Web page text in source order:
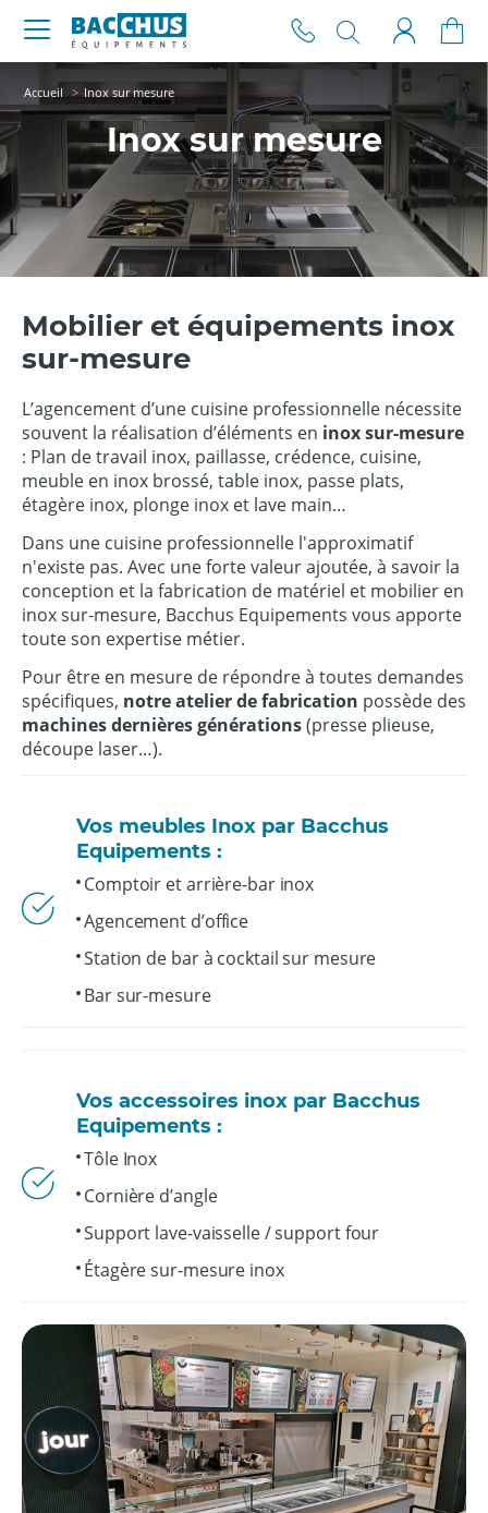
Accueil Inox sur mesure
Inox sur mesure
Mobilier et équipements inox
sur-mesure
L’agencement d’une cuisine professionnelle nécessite
souvent la réalisation d’éléments en inox sur-mesure
: Plan de travail inox, paillasse, crédence, cuisine,
meuble en inox brossé, table inox, passe plats,
étagère inox, plonge inox et lave main…
Dans une cuisine professionnelle l'approximatif
n'existe pas. Avec une forte valeur ajoutée, à savoir la
conception et la fabrication de matériel et mobilier en
inox sur-mesure, Bacchus Equipements vous apporte
toute son expertise métier.
Pour être en mesure de répondre à toutes demandes
spécifiques, notre atelier de fabrication possède des
machines dernières générations(presse plieuse,
découpe laser…).
Vos meubles Inox par Bacchus
Equipements :
Comptoir et arrière-bar inox
Agencement d’office
Station de bar à cocktail sur mesure
Bar sur-mesure
Vos accessoires inox par Bacchus
Equipements :
Tôle Inox
Cornière d’angle
Support lave-vaisselle / support four
Étagère sur-mesure inox